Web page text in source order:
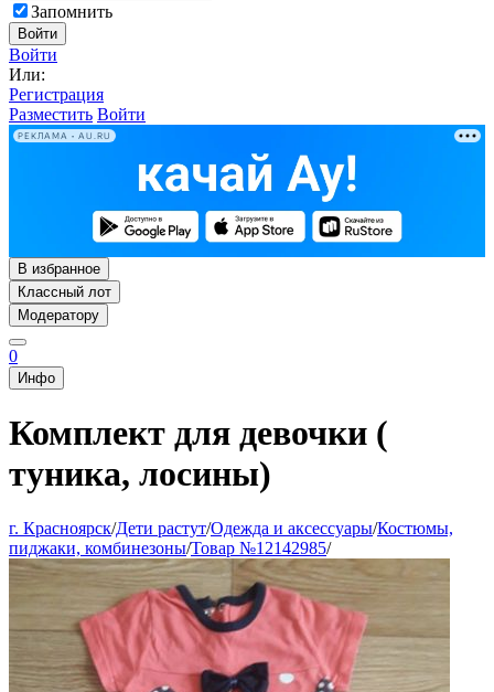
Запомнить
Войти
Войти
Или:
Регистрация
Разместить Войти
РЕКЛАМА • AU.RU
В избранное
Классный лот
Модератору
0
Инфо
Комплект для девочки (
туника, лосины)
г. Красноярск/Дети растут/Одежда и аксессуары/Костюмы,
пиджаки, комбинезоны/Товар №12142985/